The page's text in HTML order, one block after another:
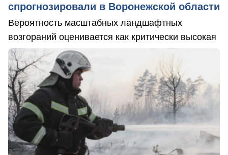
спрогнозировали в Воронежской области
Вероятность масштабных ландшафтных
возгораний оценивается как критически высокая